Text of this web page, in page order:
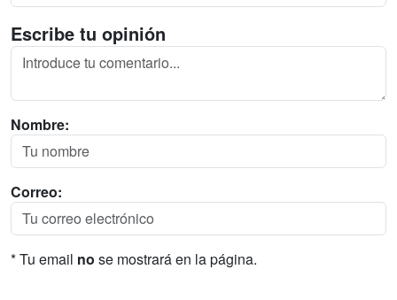
Escribe tu opinión
Nombre:
Correo:
* Tu email no se mostrará en la página.